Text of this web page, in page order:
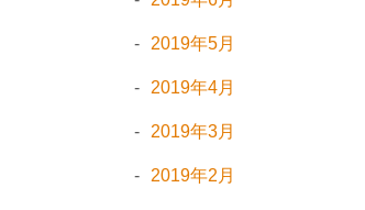
2019年5月
2019年4月
2019年3月
2019年2月